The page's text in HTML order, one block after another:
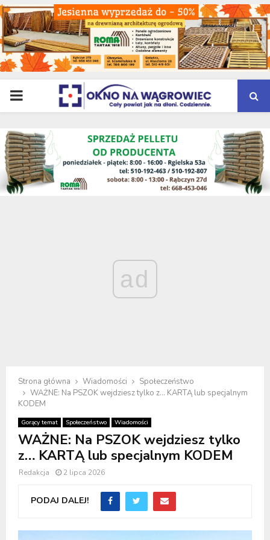
PRIMARY
MENU
ad
Strona główna Wiadomości
Społeczeństwo
WAŻNE: Na PSZOK wejdziesz tylko z… KARTĄ lub specjalnym
KODEM
Gorący temat Społeczeństwo Wiadomości
WAŻNE: Na PSZOK wejdziesz tylko
z… KARTĄ lub specjalnym KODEM
Redakcja 2 lipca 2026
PODAJ DALEJ!